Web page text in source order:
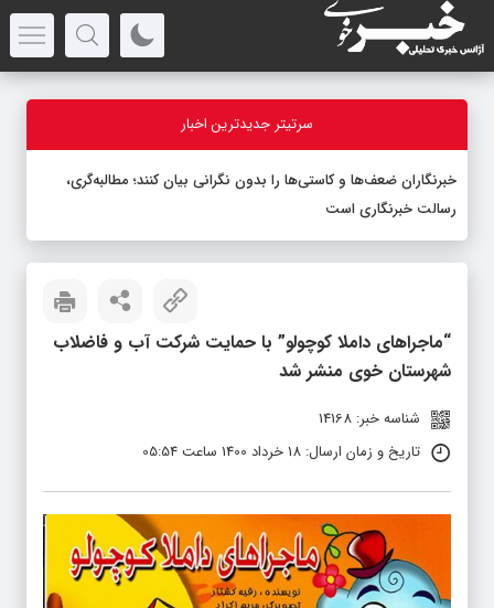
سرتیتر جدیدترین اخبار
خبرنگاران ضعف‌ها و کاستی‌ها را بدون نگرانی بیان کنند؛ مطالبه‌گری،
رسالت خبرنگاری است
“ماجراهای داملا کوچولو” با حمایت شرکت آب و فاضلاب
شهرستان خوی منشر شد
شناسه خبر: 14168
تاریخ و زمان ارسال: 18 خرداد 1400 ساعت 05:54